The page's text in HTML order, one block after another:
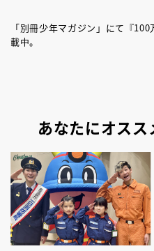
「別冊少年マガジン」にて『
載中。
あなたにオス